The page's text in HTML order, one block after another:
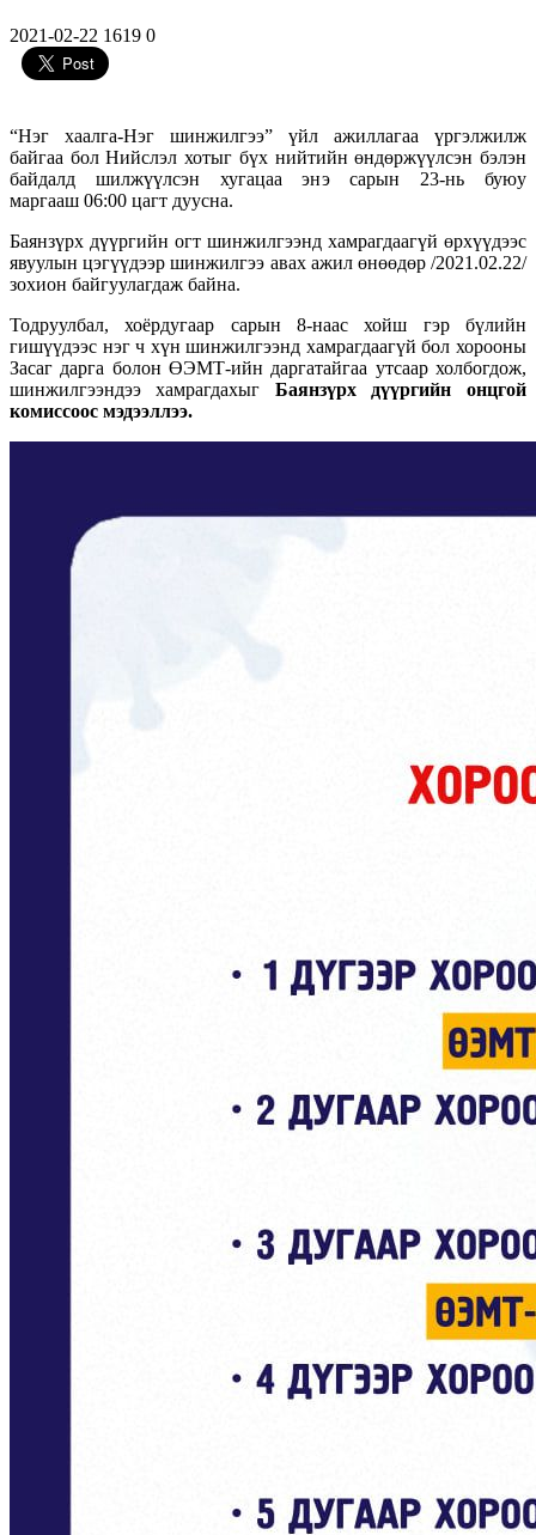
2021-02-22 1619 0
“Нэг хаалга-Нэг шинжилгээ” үйл ажиллагаа үргэлжилж
байгаа бол Нийслэл хотыг бүх нийтийн өндөржүүлсэн бэлэн
байдалд шилжүүлсэн хугацаа энэ сарын 23-нь буюу
маргааш 06:00 цагт дуусна.
Баянзүрх дүүргийн огт шинжилгээнд хамрагдаагүй өрхүүдээс
явуулын цэгүүдээр шинжилгээ авах ажил өнөөдөр /2021.02.22/
зохион байгуулагдаж байна.
Тодруулбал, хоёрдугаар сарын 8-наас хойш гэр бүлийн
гишүүдээс нэг ч хүн шинжилгээнд хамрагдаагүй бол хорооны
Засаг дарга болон ӨЭМТ-ийн даргатайгаа утсаар холбогдож,
шинжилгээндээ хамрагдахыг Баянзүрх дүүргийн онцгой
комиссоос мэдээллээ.